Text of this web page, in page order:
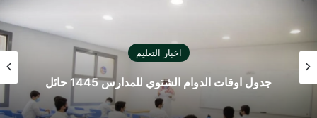
اخبار التعليم
جدول اوقات الدوام الشتوي للمدارس 1445 حائل